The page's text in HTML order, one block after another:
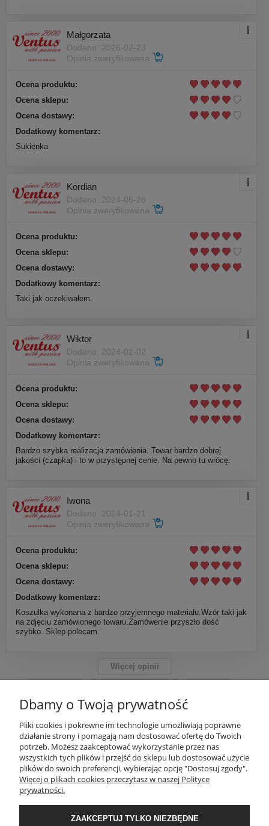
Małgorzata
Dodano: 2026-02-23
Opinia zweryfikowana
Ocena produktu:
Ocena sklepu:
Ocena dostawy:
Dodatkowy komentarz:
Sukienka
Kordian
Dodano: 2024-05-26
Opinia zweryfikowana
Ocena produktu:
Ocena sklepu:
Ocena dostawy:
Dodatkowy komentarz:
Taki jak oczekiwałem.
Wiktor
Dodano: 2024-02-02
Opinia zweryfikowana
Ocena produktu:
Ocena sklepu:
Ocena dostawy:
Dodatkowy komentarz:
Bardzo szybka realizacja zamówienia. Towar bardzo dobrej
jakości (czapka) i to w przystępnej cenie. Na pewno tu wrócę.
Iwona
Dodano: 2024-01-21
Opinia zweryfikowana
Ocena produktu:
Ocena sklepu:
Ocena dostawy:
Dodatkowy komentarz:
Koszulka wykonana z bardzo przyjemnego materiału.Wzór taki jak
na zdjęciu zamówionego towaru.Zamówenie przyszło dość
szybko. Sklep polecam.
Więcej opinii
INFORMACJE
OBSŁUGA KLIENTA
Dbamy o Twoją prywatność
Pliki cookies i pokrewne im technologie umożliwiają poprawne
działanie strony i pomagają nam dostosować ofertę do Twoich
potrzeb. Możesz zaakceptować wykorzystanie przez nas
wszystkich tych plików i przejść do sklepu lub dostosować użycie
plików do swoich preferencji, wybierając opcję "Dostosuj zgody".
Więcej o plikach cookies przeczytasz w naszej Polityce
prywatności.
ZAAKCEPTUJ TYLKO NIEZBĘDNE